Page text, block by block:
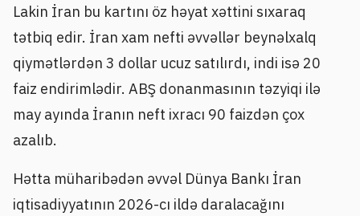
Lakin İran bu kartını öz həyat xəttini sıxaraq
tətbiq edir. İran xam nefti əvvəllər beynəlxalq
qiymətlərdən 3 dollar ucuz satılırdı, indi isə 20
faiz endirimlədir. ABŞ donanmasının təzyiqi ilə
may ayında İranın neft ixracı 90 faizdən çox
azalıb.
Hətta müharibədən əvvəl Dünya Bankı İran
iqtisadiyyatının 2026-cı ildə daralacağını